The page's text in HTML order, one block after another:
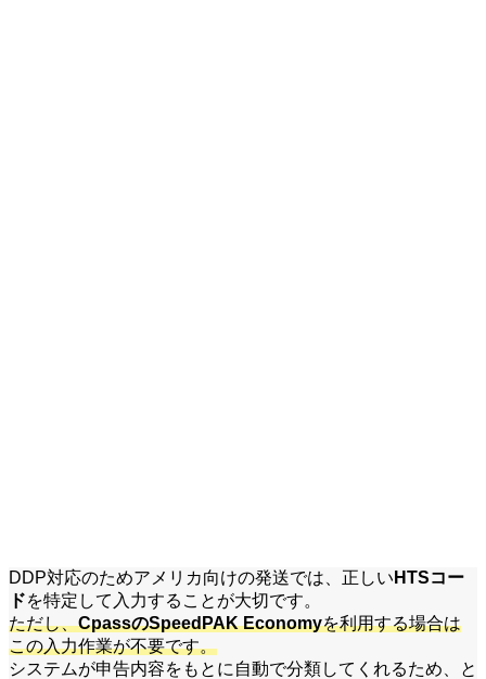
DDP対応のためアメリカ向けの発送では、正しい HTSコー
ドを特定して入力することが大切です。
ただし、CpassのSpeedPAK Economyを利用する場合は
この入力作業が不要です。
システムが申告内容をもとに自動で分類してくれるため、と